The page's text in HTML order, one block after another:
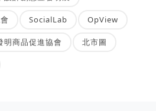
SocialLab OpView
明商品促進協會 北市圖